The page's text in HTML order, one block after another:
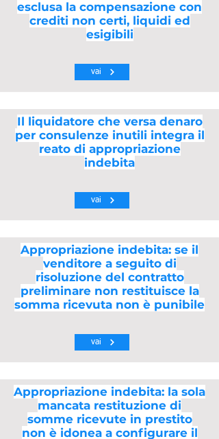
esclusa la compensazione con
crediti non certi, liquidi ed
esigibili
vai
Il liquidatore che versa denaro
per consulenze inutili integra il
reato di appropriazione
indebita
vai
Appropriazione indebita: se il
venditore a seguito di
risoluzione del contratto
preliminare non restituisce la
somma ricevuta non è punibile
vai
Appropriazione indebita: la sola
mancata restituzione di
somme ricevute in prestito
non è idonea a configurare il